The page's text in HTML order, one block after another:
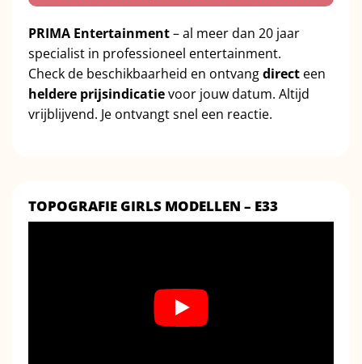
PRIMA Entertainment– al meer dan 20 jaar
specialist in professioneel entertainment.
Check de beschikbaarheid en ontvangdirect een
heldere prijsindicatievoor jouw datum. Altijd
vrijblijvend. Je ontvangt snel een reactie.
TOPOGRAFIE GIRLS MODELLEN – E33